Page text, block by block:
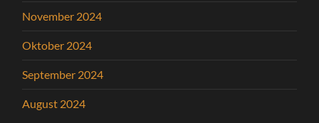
November 2024
Oktober 2024
September 2024
August 2024